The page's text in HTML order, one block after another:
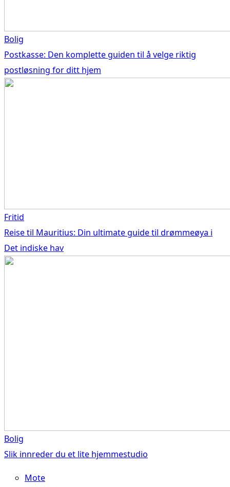
Bolig
Postkasse: Den komplette guiden til å velge riktig
postløsning for ditt hjem
Fritid
Reise til Mauritius: Din ultimate guide til drømmeøya i
Det indiske hav
Bolig
Slik innreder du et lite hjemmestudio
Mote